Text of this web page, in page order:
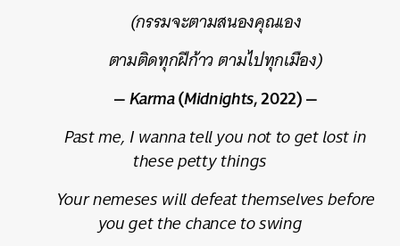
(กรรมจะตามสนองคุณเอง
ตามติดทุกฝีก้าว ตามไปทุกเมือง)
—Karma(Midnights, 2022) —
Past me, I wanna tell you not to get lost in
these petty things
Your nemeses will defeat themselves before
you get the chance to swing